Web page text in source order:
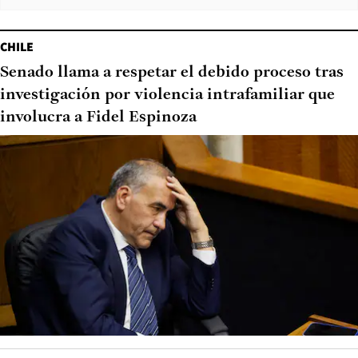
CHILE
Senado llama a respetar el debido proceso tras
investigación por violencia intrafamiliar que
involucra a Fidel Espinoza